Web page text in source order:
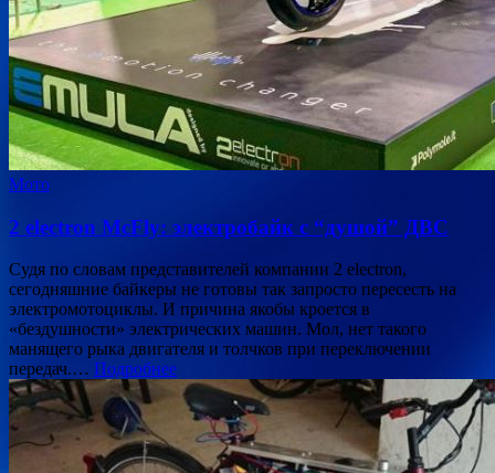
Мото
2 electron McFly: электробайк с “душой” ДВС
Судя по словам представителей компании 2 electron,
сегодняшние байкеры не готовы так запросто пересесть на
электромотоциклы. И причина якобы кроется в
«бездушности» электрических машин. Мол, нет такого
манящего рыка двигателя и толчков при переключении
передач.… Подробнее